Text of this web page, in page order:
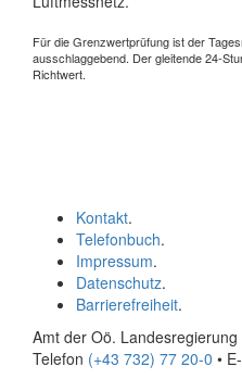
Für die Grenzwertprüfung ist der
ausschlaggebend. Der gleitende 24-
Richtwert.
Kontakt.
Telefonbuch.
Impressum.
Datenschutz.
Barrierefreiheit.
Amt der Oö.
Telefon (+43 732) 77 20-0 •